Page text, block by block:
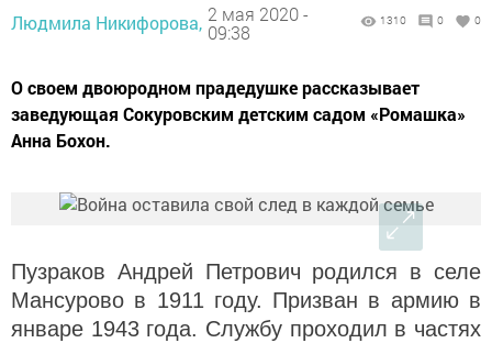
Людмила Никифорова, 2 мая 2020 -
09:38
1310 0 0
О своем двоюродном прадедушке рассказывает
заведующая Сокуровским детским садом «Ромашка»
Анна Бохон.
Пузраков Андрей Петрович родился в селе
Мансурово в 1911 году. Призван в армию в
январе 1943 года. Службу проходил в частях